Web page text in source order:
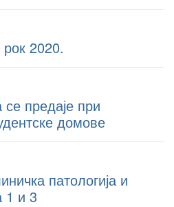
2020.
се предаје при
домове
патологија и
1 и 3